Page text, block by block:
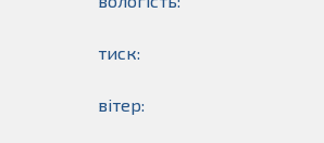
тиск:
вітер: